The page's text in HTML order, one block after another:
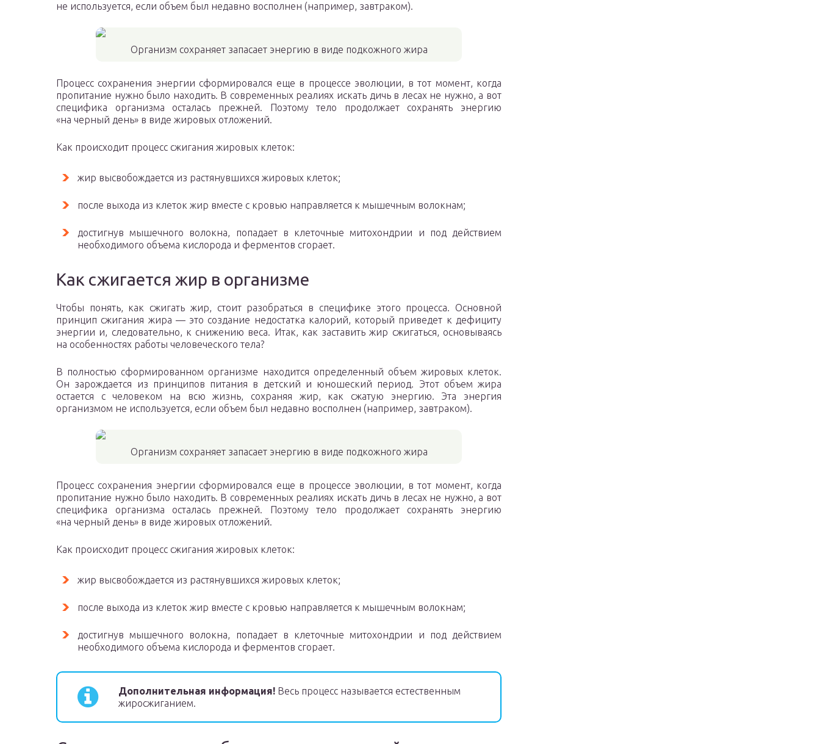
не используется, если объем был недавно восполнен (например, завтраком).
Организм сохраняет запасает энергию в виде подкожного жира
Процесс сохранения энергии сформировался еще в процессе эволюции, в тот момент, когда
пропитание нужно было находить. В современных реалиях искать дичь в лесах не нужно, а вот
специфика организма осталась прежней. Поэтому тело продолжает сохранять энергию
«на черный день» в виде жировых отложений.
Как происходит процесс сжигания жировых клеток:
жир высвобождается из растянувшихся жировых клеток;
после выхода из клеток жир вместе с кровью направляется к мышечным волокнам;
достигнув мышечного волокна, попадает в клеточные митохондрии и под действием
необходимого объема кислорода и ферментов сгорает.
Как сжигается жир в организме
Чтобы понять, как сжигать жир, стоит разобраться в специфике этого процесса. Основной
принцип сжигания жира — это создание недостатка калорий, который приведет к дефициту
энергии и, следовательно, к снижению веса. Итак, как заставить жир сжигаться, основываясь
на особенностях работы человеческого тела?
В полностью сформированном организме находится определенный объем жировых клеток.
Он зарождается из принципов питания в детский и юношеский период. Этот объем жира
остается с человеком на всю жизнь, сохраняя жир, как сжатую энергию. Эта энергия
организмом не используется, если объем был недавно восполнен (например, завтраком).
Организм сохраняет запасает энергию в виде подкожного жира
Процесс сохранения энергии сформировался еще в процессе эволюции, в тот момент, когда
пропитание нужно было находить. В современных реалиях искать дичь в лесах не нужно, а вот
специфика организма осталась прежней. Поэтому тело продолжает сохранять энергию
«на черный день» в виде жировых отложений.
Как происходит процесс сжигания жировых клеток:
жир высвобождается из растянувшихся жировых клеток;
после выхода из клеток жир вместе с кровью направляется к мышечным волокнам;
достигнув мышечного волокна, попадает в клеточные митохондрии и под действием
необходимого объема кислорода и ферментов сгорает.
Дополнительная информация! Весь процесс называется естественным
жиросжиганием.